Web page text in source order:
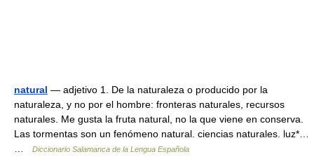
natural — adjetivo 1. De la naturaleza o producido por la
naturaleza, y no por el hombre: fronteras naturales, recursos
naturales. Me gusta la fruta natural, no la que viene en conserva.
Las tormentas son un fenómeno natural. ciencias naturales. luz*…
Diccionario Salamanca de la Lengua Española